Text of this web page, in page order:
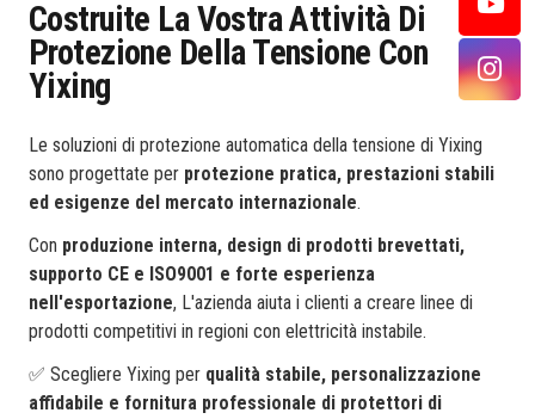
Costruite La Vostra Attività Di
Protezione Della Tensione Con
Yixing
Le soluzioni di protezione automatica della tensione di Yixing
sono progettate per protezione pratica, prestazioni stabili
ed esigenze del mercato internazionale.
Con produzione interna, design di prodotti brevettati,
supporto CE e ISO9001 e forte esperienza
nell'esportazione, L'azienda aiuta i clienti a creare linee di
prodotti competitivi in regioni con elettricità instabile.
✅ Scegliere Yixing per qualità stabile, personalizzazione
affidabile e fornitura professionale di protettori di